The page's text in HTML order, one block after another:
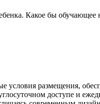
Какое бы
условия размещения,
доступе и